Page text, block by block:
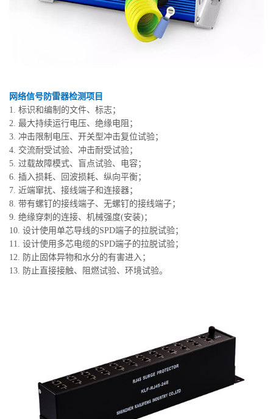
网络信号防雷器检测项目
1. 标识和编制的文件、标志；
2. 最大持续运行电压、绝缘电阻；
3. 冲击限制电压、开关型冲击复位试验；
4. 交流耐受试验、冲击耐受试验；
5. 过载故障模式、盲点试验、电容；
6. 插入损耗、回波损耗、纵向平衡；
7. 近端窜扰、接线端子和连接器；
8. 带有螺钉的接线端子、无螺钉的接线端子；
9. 绝缘穿刺的连接、机械强度(安装)；
10. 设计使用单芯导线的SPD端子的拉脱试验；
11. 设计使用多芯电缆的SPD端子的拉脱试验；
12. 防止固体异物和水分的有害进入；
13. 防止直接接触、阻燃试验、环境试验。